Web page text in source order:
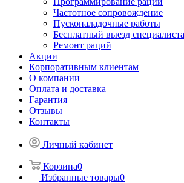
Частотное сопровождение
Пусконаладочные работы
Бесплатный выезд специалиста
Ремонт раций
Акции
Корпоративным клиентам
О компании
Оплата и доставка
Гарантия
Отзывы
Контакты
Личный кабинет
Корзина0
Избранные товары0